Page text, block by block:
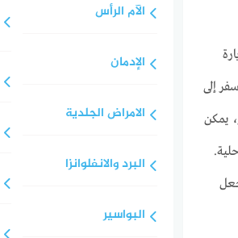
إلى
يمكن
الآم الرأس
الإدمان
الامراض الجلدية
البرد والانفلوانزا
البواسير